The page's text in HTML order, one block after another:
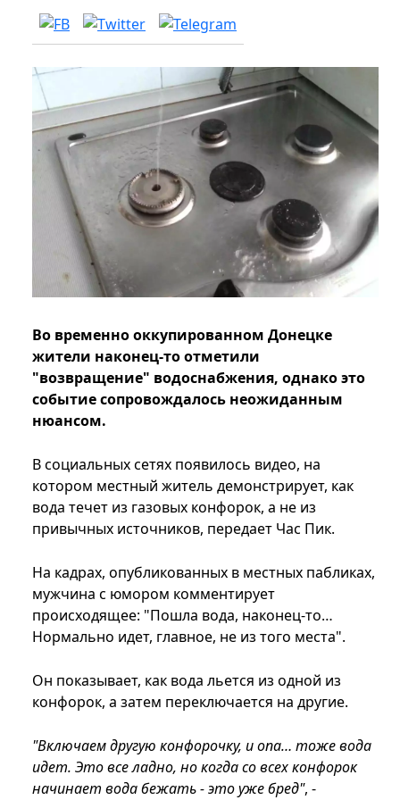
Во временно оккупированном Донецке
жители наконец-то отметили
"возвращение" водоснабжения, однако это
событие сопровождалось неожиданным
нюансом.
В социальных сетях появилось видео, на
котором местный житель демонстрирует, как
вода течет из газовых конфорок, а не из
привычных источников, передает Час Пик.
На кадрах, опубликованных в местных пабликах,
мужчина с юмором комментирует
происходящее: "Пошла вода, наконец-то…
Нормально идет, главное, не из того места".
Он показывает, как вода льется из одной из
конфорок, а затем переключается на другие.
"Включаем другую конфорочку, и опа… тоже вода
идет. Это все ладно, но когда со всех конфорок
начинает вода бежать - это уже бред", -